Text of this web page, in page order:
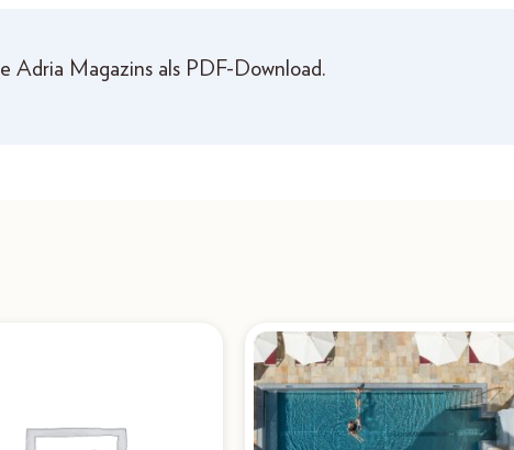
Adria Magazins als PDF-Download.